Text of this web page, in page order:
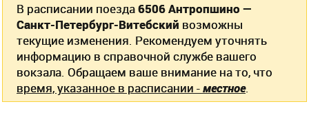
В расписании поезда6506 Антропшино —
Санкт-Петербург-Витебский возможны
текущие изменения. Рекомендуем уточнять
информацию в справочной службе вашего
вокзала. Обращаем ваше внимание на то, что
время, указанное в расписании -местное.